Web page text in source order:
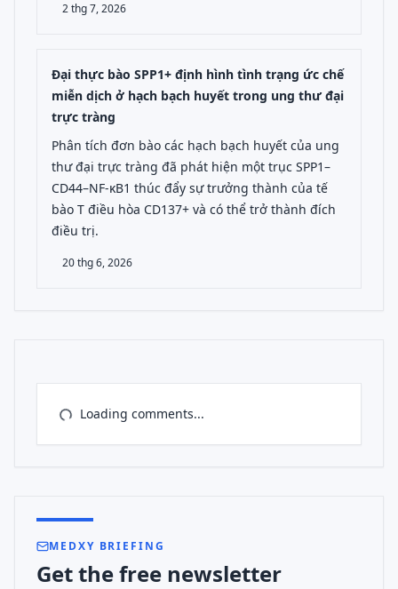
2 thg 7, 2026
Đại thực bào SPP1+ định hình tình trạng ức chế
miễn dịch ở hạch bạch huyết trong ung thư đại
trực tràng
Phân tích đơn bào các hạch bạch huyết của ung
thư đại trực tràng đã phát hiện một trục SPP1–
CD44–NF-κB1 thúc đẩy sự trưởng thành của tế
bào T điều hòa CD137+ và có thể trở thành đích
điều trị.
20 thg 6, 2026
Loading comments...
MEDXY BRIEFING
Get the free newsletter